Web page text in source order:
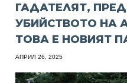
ГАДАТЕЛЯТ,
УБИЙСТВОТО НА
ТОВА Е НОВИЯТ
АПРИЛ 26, 2025